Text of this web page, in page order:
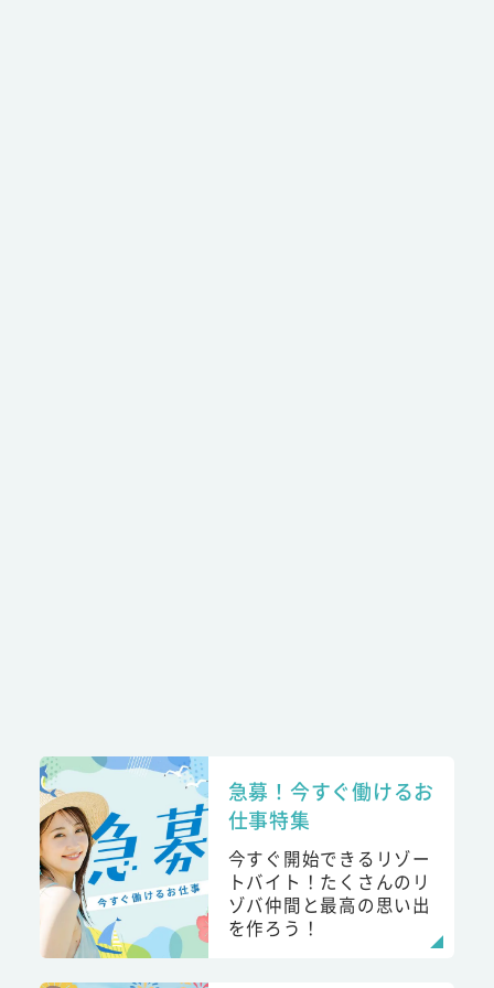
急募！今すぐ働けるお
仕事特集
今すぐ開始できるリゾー
トバイト！たくさんのリ
ゾバ仲間と最高の思い出
を作ろう！